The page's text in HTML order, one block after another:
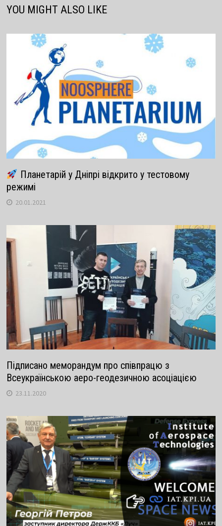
YOU MIGHT ALSO LIKE
Планетарій у Дніпрі відкрито у тестовому
режимі
20.01.2021
Підписано меморандум про співпрацю з
Всеукраїнською аеро-геодезичною асоціацією
23.11.2020